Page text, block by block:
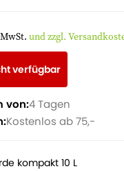
und zzgl.
verfügbar
von:4 Tagen
Kostenlos ab 75,-
kompakt 10 L